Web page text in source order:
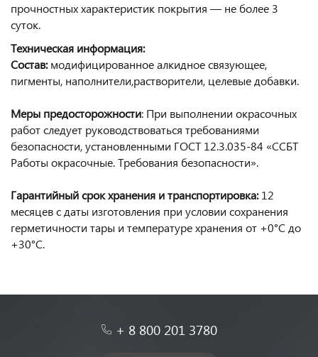
прочностных характеристик покрытия — не более 3
суток.
Техническая информация:
Состав:модифицированное алкидное связующее,
пигменты, наполнители,растворители, целевые добавки.
Меры предосторожности: При выполнении окрасочных
работ следует руководствоваться требованиями
безопасности, установленными ГОСТ 12.3.035-84 «ССБТ
Работы окрасочные. Требования безопасности».
Гарантийный срок хранения и транспортировка:12
месяцев с даты изготовления при условии сохранения
герметичности тары и температуре хранения от +0°С до
+30°С.
+ 8 800 201 3780